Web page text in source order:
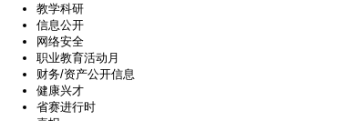
教学科研
信息公开
网络安全
职业教育活动月
财务/资产公开信息
健康兴才
省赛进行时